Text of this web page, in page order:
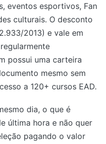
eventos esportivos, Fan
culturais. O desconto
2013) e vale em
possui uma carteira
mesmo sem
a 120+ cursos EAD.
dia, o que é
última hora e não quer
pagando o valor